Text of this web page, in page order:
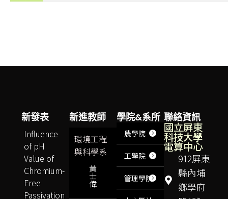
聯絡資訊
國立屏東
科技大學
電算中心
912屏東
縣內埔
鄉學府
學院&系所
農學院
工學院
管理學院
新進教師
環境工程
與科學系
黃
士
偉
新發表
Influence
of pH
Value of
Chromium-
Free
Passivation